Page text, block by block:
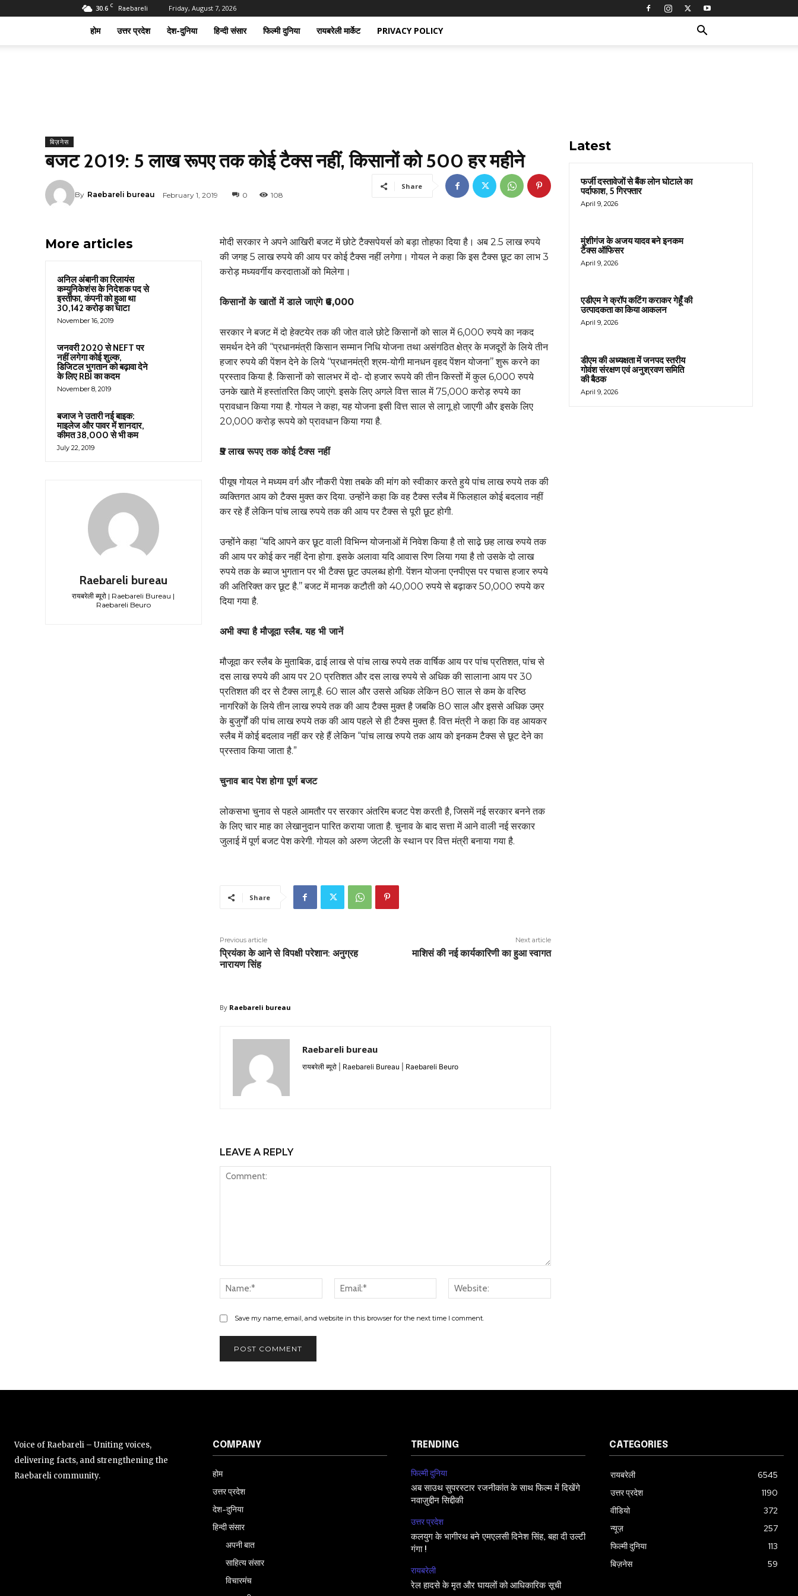
30.6 C Raebareli Friday, August 7, 2026
होम उत्तर प्रदेश देश-दुनिया हिन्दी संसार फिल्मी दुनिया रायबरेली मार्केट PRIVACY POLICY
बिज़नेस
बजट 2019: ₹5 लाख रूपए तक कोई टैक्स नहीं, किसानों को ₹500 हर महीने
By Raebareli bureau February 1, 2019 0 108
Share
More articles
अनिल अंबानी का रिलायंस
कम्युनिकेशंस के निदेशक पद से
इस्तीफा, कंपनी को हुआ था
30,142 करोड़ का घाटा
November 16, 2019
जनवरी 2020 से NEFT पर
नहीं लगेगा कोई शुल्क,
डिजिटल भुगतान को बढ़ावा देने
के लिए RBI का कदम
November 8, 2019
बजाज ने उतारी नई बाइक:
माइलेज और पावर में शानदार,
कीमत 38,000 से भी कम
July 22, 2019
Raebareli bureau
रायबरेली ब्यूरो | Raebareli Bureau |
Raebareli Beuro
मोदी सरकार ने अपने आखिरी बजट में छोटे टैक्सपेयर्स को बड़ा तोहफा दिया है। अब 2.5 लाख रुपये
की जगह 5 लाख रुपये की आय पर कोई टैक्स नहीं लगेगा। गोयल ने कहा कि इस टैक्स छूट का लाभ 3
करोड़ मध्यवर्गीय करदाताओं को मिलेगा।
किसानों के खातों में डाले जाएंगे ₹6,000
सरकार ने बजट में दो हेक्टयेर तक की जोत वाले छोटे किसानों को साल में 6,000 रुपये का नकद
समर्थन देने की ‘‘प्रधानमंत्री किसान सम्मान निधि योजना तथा असंगठित क्षेत्र के मजदूरों के लिये तीन
हजार रुपये की पेंशन देने के लिये ‘‘प्रधानमंत्री श्रम-योगी मानधन वृहद पेंशन योजना’’ शुरू करने का
प्रस्ताव किया है. किसानों को सालभर में दो- दो हजार रूपये की तीन किस्तों में कुल 6,000 रुपये
उनके खाते में हस्तांतरित किए जाएंगे. इसके लिए अगले वित्त साल में 75,000 करोड़ रुपये का
प्रावधान किया गया है. गोयल ने कहा, यह योजना इसी वित्त साल से लागू हो जाएगी और इसके लिए
20,000 करोड़ रूपये को प्रावधान किया गया है.
₹5 लाख रूपए तक कोई टैक्स नहीं
पीयूष गोयल ने मध्यम वर्ग और नौकरी पेशा तबके की मांग को स्वीकार करते हुये पांच लाख रुपये तक की
व्यक्तिगत आय को टैक्स मुक्त कर दिया. उन्होंने कहा कि वह टैक्स स्लैब में फिलहाल कोई बदलाव नहीं
कर रहे हैं लेकिन पांच लाख रुपये तक की आय पर टैक्स से पूरी छूट होगी.
उन्होंने कहा ‘‘यदि आपने कर छूट वाली विभिन्न योजनाओं में निवेश किया है तो साढे़ छह लाख रुपये तक
की आय पर कोई कर नहीं देना होगा. इसके अलावा यदि आवास रिण लिया गया है तो उसके दो लाख
रुपये तक के ब्याज भुगतान पर भी टैक्स छूट उपलब्ध होगी. पेंशन योजना एनपीएस पर पचास हजार रुपये
की अतिरिक्त कर छूट है.’’ बजट में मानक कटौती को 40,000 रुपये से बढ़ाकर 50,000 रुपये कर
दिया गया है.
अभी क्या है मौजूदा स्लैब. यह भी जानें
मौजूदा कर स्लैब के मुताबिक, ढाई लाख से पांच लाख रुपये तक वार्षिक आय पर पांच प्रतिशत, पांच से
दस लाख रुपये की आय पर 20 प्रतिशत और दस लाख रुपये से अधिक की सालाना आय पर 30
प्रतिशत की दर से टैक्स लागू है. 60 साल और उससे अधिक लेकिन 80 साल से कम के वरिष्ठ
नागरिकों के लिये तीन लाख रुपये तक की आय टैक्स मुक्त है जबकि 80 साल और इससे अधिक उम्र
के बुजुर्गों की पांच लाख रुपये तक की आय पहले से ही टैक्स मुक्त है. वित्त मंत्री ने कहा कि वह आयकर
स्लैब में कोई बदलाव नहीं कर रहे हैं लेकिन “पांच लाख रुपये तक आय को इनकम टैक्स से छूट देने का
प्रस्ताव किया जाता है.”
चुनाव बाद पेश होगा पूर्ण बजट
लोकसभा चुनाव से पहले आमतौर पर सरकार अंतरिम बजट पेश करती है, जिसमें नई सरकार बनने तक
के लिए चार माह का लेखानुदान पारित कराया जाता है. चुनाव के बाद सत्ता में आने वाली नई सरकार
जुलाई में पूर्ण बजट पेश करेगी. गोयल को अरुण जेटली के स्थान पर वित्त मंत्री बनाया गया है.
Share
Previous article
प्रियंका के आने से विपक्षी परेशान: अनुग्रह
नारायण सिंह
Next article
माशिसं की नई कार्यकारिणी का हुआ स्वागत
By Raebareli bureau
Raebareli bureau
रायबरेली ब्यूरो | Raebareli Bureau | Raebareli Beuro
LEAVE A REPLY
Name:*
Email:*
Save my name, email, and website in this browser for the next time I comment.
Latest
फर्जी दस्तावेजों से बैंक लोन घोटाले का
पर्दाफाश, 5 गिरफ्तार
April 9, 2026
मुंशीगंज के अजय यादव बने इनकम
टैक्स ऑफिसर
April 9, 2026
एडीएम ने क्रॉप कटिंग कराकर गेहूँ की
उत्पादकता का किया आकलन
April 9, 2026
डीएम की अध्यक्षता में जनपद स्तरीय
गोवंश संरक्षण एवं अनुश्रवण समिति
की बैठक
April 9, 2026
Voice of Raebareli – Uniting voices,
delivering facts, and strengthening the
Raebareli community.
COMPANY
होम
उत्तर प्रदेश
देश-दुनिया
हिन्दी संसार
अपनी बात
साहित्य संसार
विचारमंच
TRENDING
फिल्मी दुनिया
अब साउथ सुपरस्टार रजनीकांत के साथ फिल्म में दिखेंगे
नवाज़ुद्दीन सिद्दीकी
उत्तर प्रदेश
कलयुग के भागीरथ बने एमएलसी दिनेश सिंह, बहा दी उल्टी
गंगा !
रायबरेली
रेल हादसे के मृत और घायलों को आधिकारिक सूची
CATEGORIES
रायबरेली
6545
उत्तर प्रदेश
1190
वीडियो
372
न्यूज़
257
फिल्मी दुनिया
113
बिज़नेस
59